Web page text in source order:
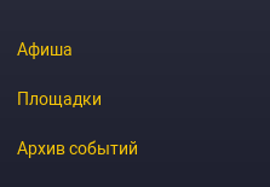
Афиша
Площадки
Архив событий